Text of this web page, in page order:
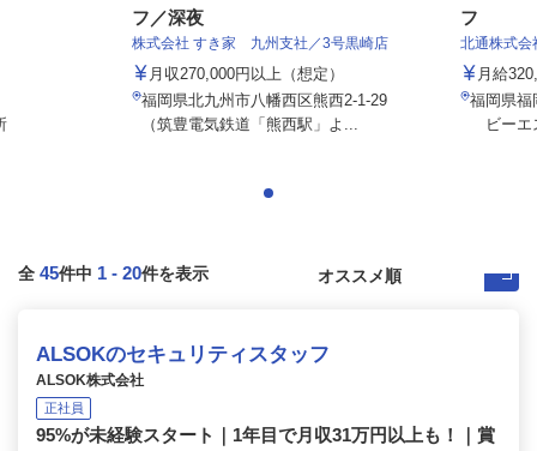
フ／深夜
株式会社 すき家 九州支社／3号黒崎店
月収270,000円以上（想定）
福岡県北九州市八幡西区熊西2-1-29
（筑豊電気鉄道「熊西駅」よ...
フ
北通株式会
月給
福岡県福
ビーエ
全 45件中 1 - 20件を表示
ALSOKのセキュリティスタッフ
ALSOK株式会社
正社員
95%が未経験スタート｜1年目で月収31万円以上も！｜賞